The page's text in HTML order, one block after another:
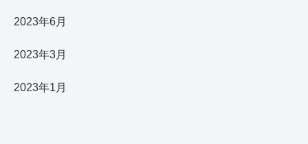
2023年6月
2023年3月
2023年1月